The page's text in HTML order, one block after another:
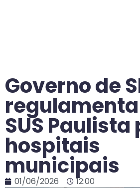
Governo de
SUS Paulista
hospitais
municipais
01/06/2026 12:00